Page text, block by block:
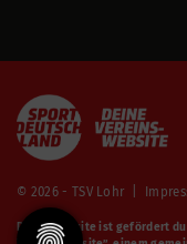
© 2026 - TSV Lohr |
Diese Website ist gefördert